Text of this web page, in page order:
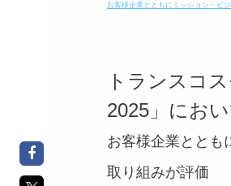
お客様企業とともにミッション・ビ
トランスコ
2025」にお
お客様企業ととも
取り組みが評価